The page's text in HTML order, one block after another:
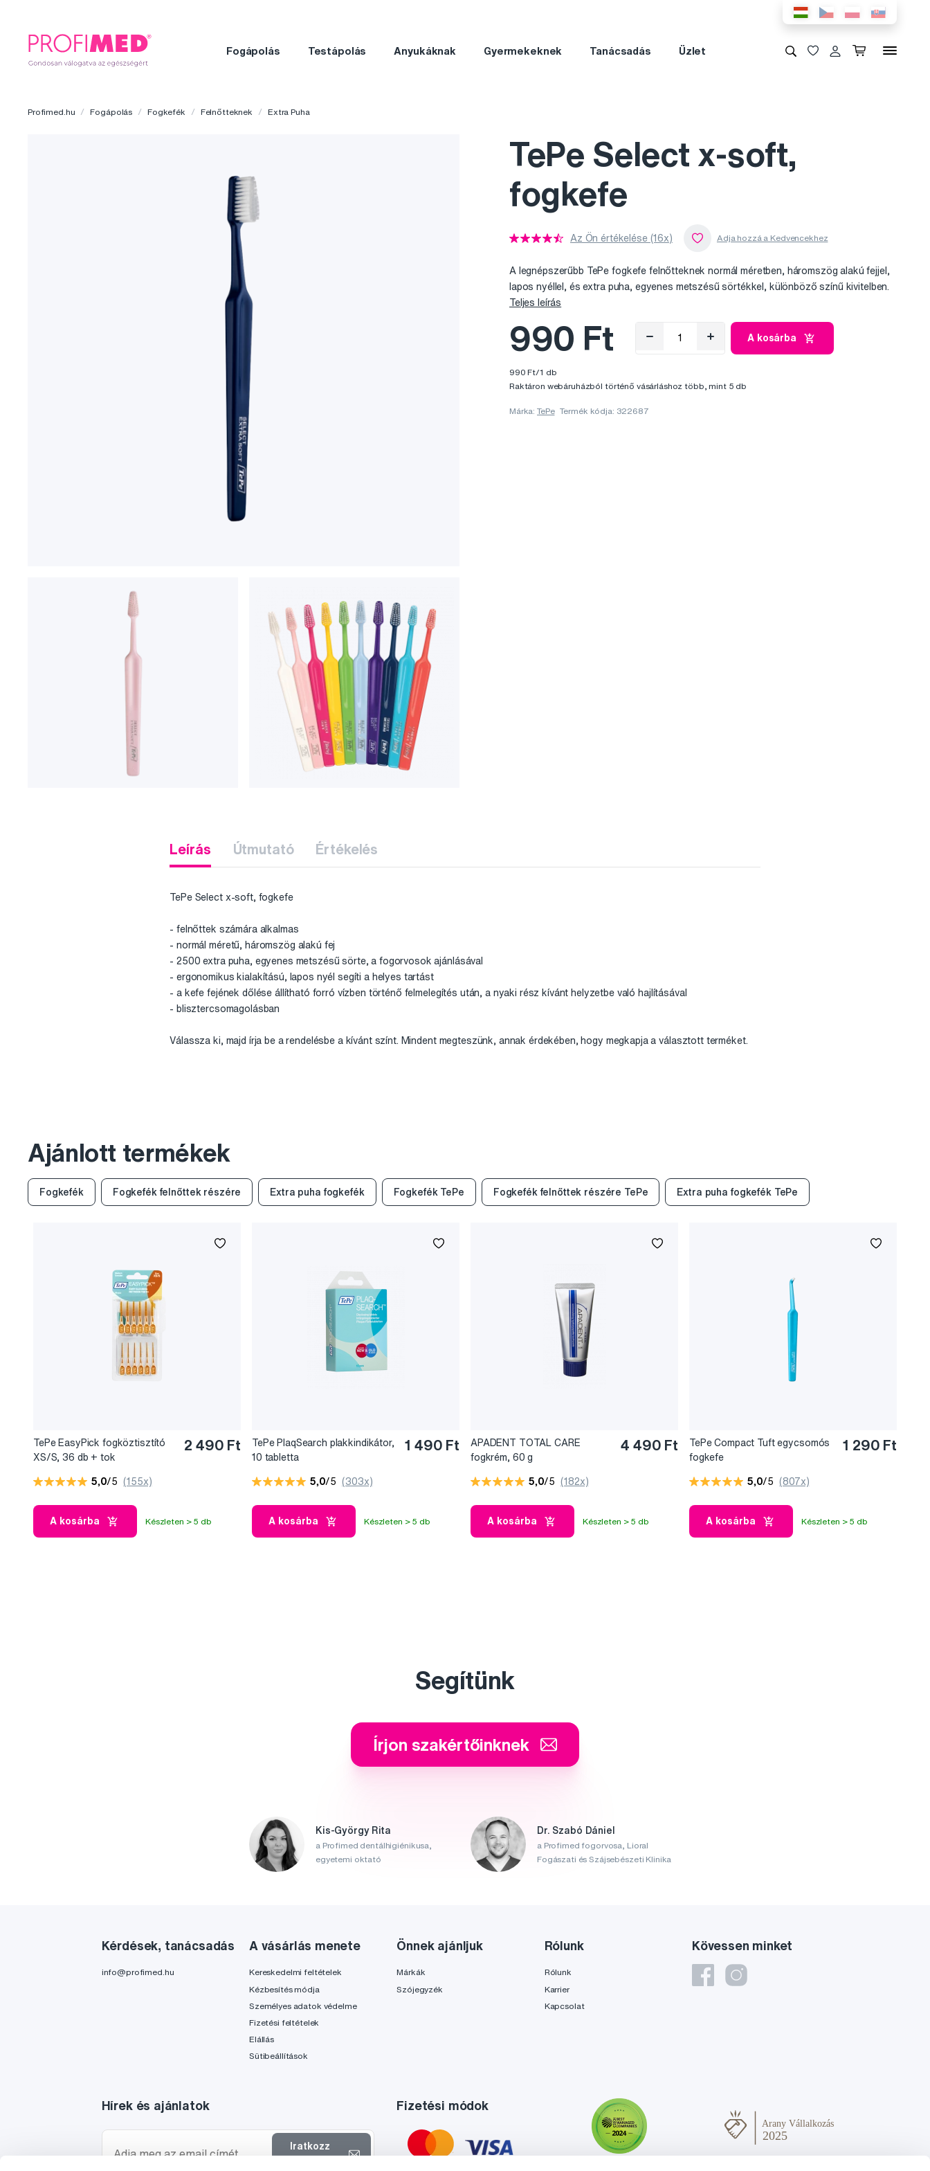
Fogápolás Testápolás Anyukáknak Gyermekeknek Tanácsadás Üzlet
Profimed.hu Fogápolás Fogkefék Felnőtteknek Extra Puha
TePe Select x-soft,
fogkefe
Az Ön értékelése (16x)
A legnépszerűbb TePe fogkefe felnőtteknek normál méretben, háromszög alakú fejjel,
lapos nyéllel, és extra puha, egyenes metszésű sörtékkel, különböző színű kivitelben.
Teljes leírás
990 Ft A kosárba
990 Ft/1 db
Raktáron webáruházból történő vásárláshoz több, mint 5 db
Márka:TePe Termék kódja: 322687
Leírás Útmutató Értékelés
TePe Select x-soft, fogkefe
- felnőttek számára alkalmas
- normál méretű, háromszög alakú fej
- 2500 extra puha, egyenes metszésű sörte, a fogorvosok ajánlásával
- ergonomikus kialakítású, lapos nyél segíti a helyes tartást
- a kefe fejének dőlése állítható forró vízben történő felmelegítés után, a nyaki rész kívánt helyzetbe való hajlításával
- blisztercsomagolásban
Válassza ki, majd írja be a rendelésbe a kívánt színt. Mindent megteszünk, annak érdekében, hogy megkapja a választott terméket.
Ajánlott termékek
Fogkefék Fogkefék felnőttek részére Extra puha fogkefék Fogkefék TePe Fogkefék felnőttek részére TePe Extra puha fogkefék TePe
TePe EasyPick fogköztisztító
XS/S, 36 db + tok
2 490 Ft
5,0/5 (155x)
A kosárba Készleten > 5 db
TePe PlaqSearch plakkindikátor,
10 tabletta
1 490 Ft
5,0/5 (303x)
A kosárba Készleten > 5 db
APADENT TOTAL CARE
fogkrém, 60 g
4 490 Ft
5,0/5 (182x)
A kosárba Készleten > 5 db
TePe Compact Tuft egycsomós
fogkefe
1 290 Ft
5,0/5 (807x)
A kosárba Készleten > 5 db
Segítünk
Írjon szakértőinknek
Kis-György Rita
a Profimed dentálhigiénikusa,
egyetemi oktató
Dr. Szabó Dániel
a Profimed fogorvosa, Lioral
Fogászati és Szájsebészeti Klinika
Kövessen minket
Kérdések, tanácsadás
info@profimed.hu
A vásárlás menete
Kereskedelmi feltételek
Kézbesítés módja
Személyes adatok védelme
Fizetési feltételek
Elállás
Sütibeállítások
Önnek ajánljuk
Márkák
Szójegyzék
Rólunk
Rólunk
Karrier
Kapcsolat
Hírek és ajánlatok
Iratkozz
Fizetési módok